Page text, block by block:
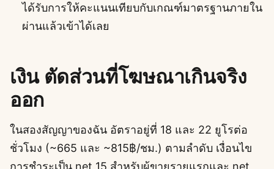
ได้รับการให้คะแนนเทียบกับเกณฑ์มาตรฐานภายใน
ผ่านแล้วเข้าได้เลย
เงิน ตัดส่วนที่โฆษณาเกินจริง
ออก
ในสองสัญญาของฉัน อัตราอยู่ที่ 18 และ 22 ยูโรต่อ
ชั่วโมง (~665 และ ~815฿/ชม.) ตามลำดับ เงื่อนไข
การชำระเป็น net 15 สำหรับผู้ขายรายแรกและ net